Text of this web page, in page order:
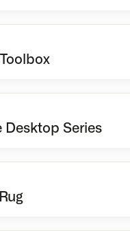
Desktop Series